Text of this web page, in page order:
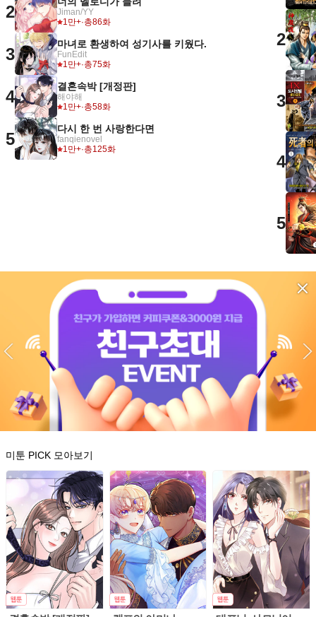
2
Jiman/YY
1만+·총86화
3
마녀로 환생하여 성기사를 키웠다.
FunEdit
1만+·총75화
4
결혼속박 [개정판]
해야해
1만+·총58화
5
다시 한 번 사랑한다면
fanqienovel
1만+·총125화
2
3
4
5
미툰 PICK 모아보기